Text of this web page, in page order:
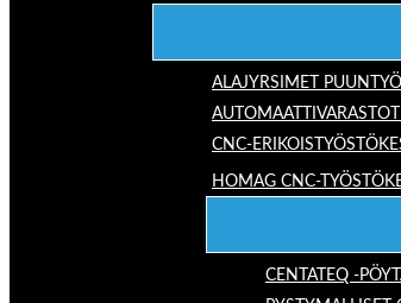
ALAJYRSIMET
CNC-
HOMAG CNC-
CENTATEQ -